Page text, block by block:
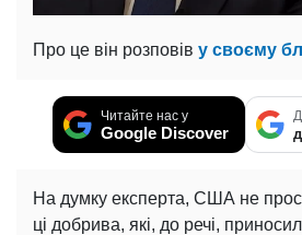
Про це він розповів у своєму
Читайте нас у
Google Discover
На думку експерта, США не
ці добрива, які, до речі,